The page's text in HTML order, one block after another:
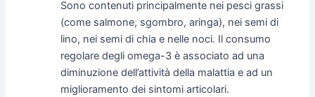
Sono contenuti principalmente nei pesci grassi
(come salmone, sgombro, aringa), nei semi di
lino, nei semi di chia e nelle noci. Il consumo
regolare degli omega-3 è associato ad una
diminuzione dell’attività della malattia e ad un
miglioramento dei sintomi articolari.